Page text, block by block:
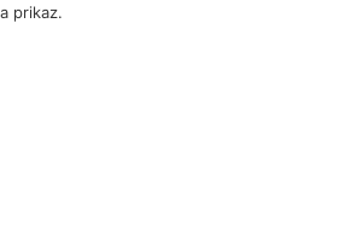
prikaz.